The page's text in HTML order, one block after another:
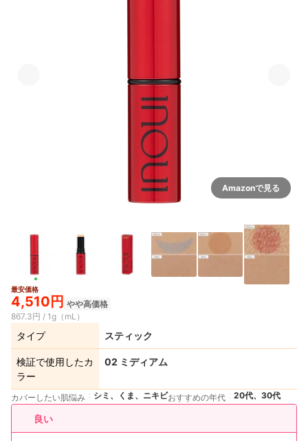
Amazonで見る
最安価格
4,510円 やや高価格
867.3円 / 1g（mL）
タイプ スティック
検証で使用したカ
ラー
02 ミディアム
カバーしたい肌悩み シミ、くま、ニキビおすすめの年代 20代、30代
良い